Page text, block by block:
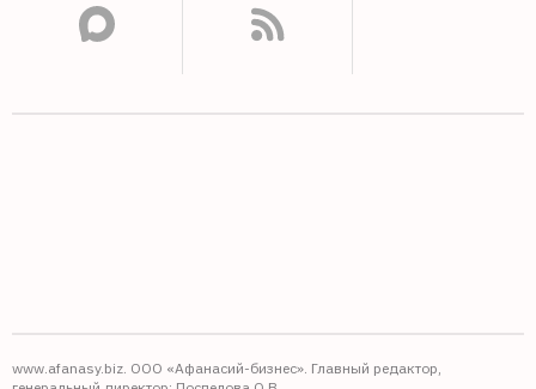
www.afanasy.biz. ООО «Афанасий-бизнес». Главный редактор,